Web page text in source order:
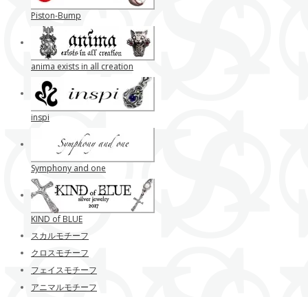
Piston-Bump
anima exists in all creation
inspi
Symphony and one
KIND of BLUE
スカルモチーフ
クロスモチーフ
フェイスモチーフ
アニマルモチーフ